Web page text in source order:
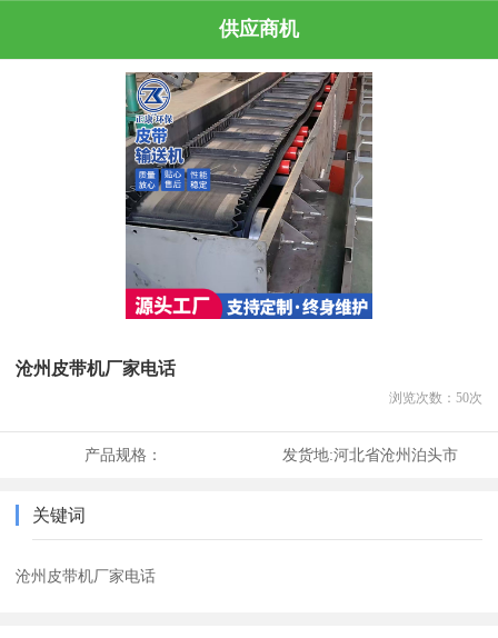
供应商机
沧州皮带机厂家电话
浏览次数： 50次
产品规格： 发货地:河北省沧州泊头市
关键词
沧州皮带机厂家电话